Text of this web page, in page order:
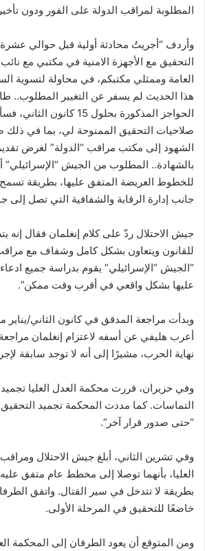
المطلوبة لمراقب الدولة على الفور ودون
وأردف “أجريتُ محادثة أولية قبل حوالي
التحقيق مع الأجهزة الامنية في مكتبي مع نائب
العامة وممثلي مكتبكم، في محاولة لتسوية
هذا الحديث لم يسفر عن التغيير المطلوب..
الحواجز المذكورة بحلول 15
صلاحيات التحقيق الممنوحة لي، بما في ذلك
الشهود إلى مكتب مراقب “الدولة” لغرض تقديم
بالشهادة.. المطلوب من الجيش “الإسرائيلي”
للخطوط العريضة المتفق عليها، بطريقة تسمح
جانب إدارة الرقابة والشفافية التي تصل إلى
جيش الاحتلال ردّ على كلام إنغلمان فقال إنه
للقانون ويتعاون بشكل كامل وشفاف مع
“الجيش “الإسرائيلي” يقوم بدراسة جميع
عليها بشكل واقعي في أقرب وقت ممكن”.
وبدأت مراجعة المدقق في كانون الثاني/يناير
أعرب هليفي عن أسفه لاعتزام إنغلمان
نهاية الحرب، مشيرًا إلى أنه لا توجد سابقة
وفي حزيران، قررت محكمة العدل العليا
التماسات. كما مددت المحكمة تجميد
“حتى صدور قرار آخر”.
وفي تشرين الثاني، أبلغ جيش الاحتلال
العليا، بأنهما توصلا إلى مخطط عام متفق عليه
خاضعًا للتحقيق في المرحلة الأولى.
ومن المتوقع أن يعود الطرفان إلى المحكمة